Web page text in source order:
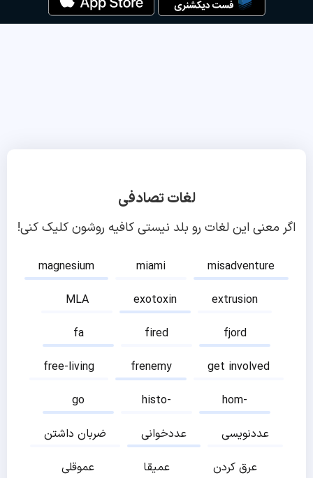
لغات تصادفی
اگر معنی این لغات رو بلد نیستی کافیه روشون کلیک کنی!
magnesium miami
misadventure
MLA
exotoxin
extrusion
fa
fired
fjord
free-living
frenemy
get involved
go
histo-
hom-
ضربان داشتن
عددخوانی
عددنویسی
عموقلی
عمیقا
عرق کردن